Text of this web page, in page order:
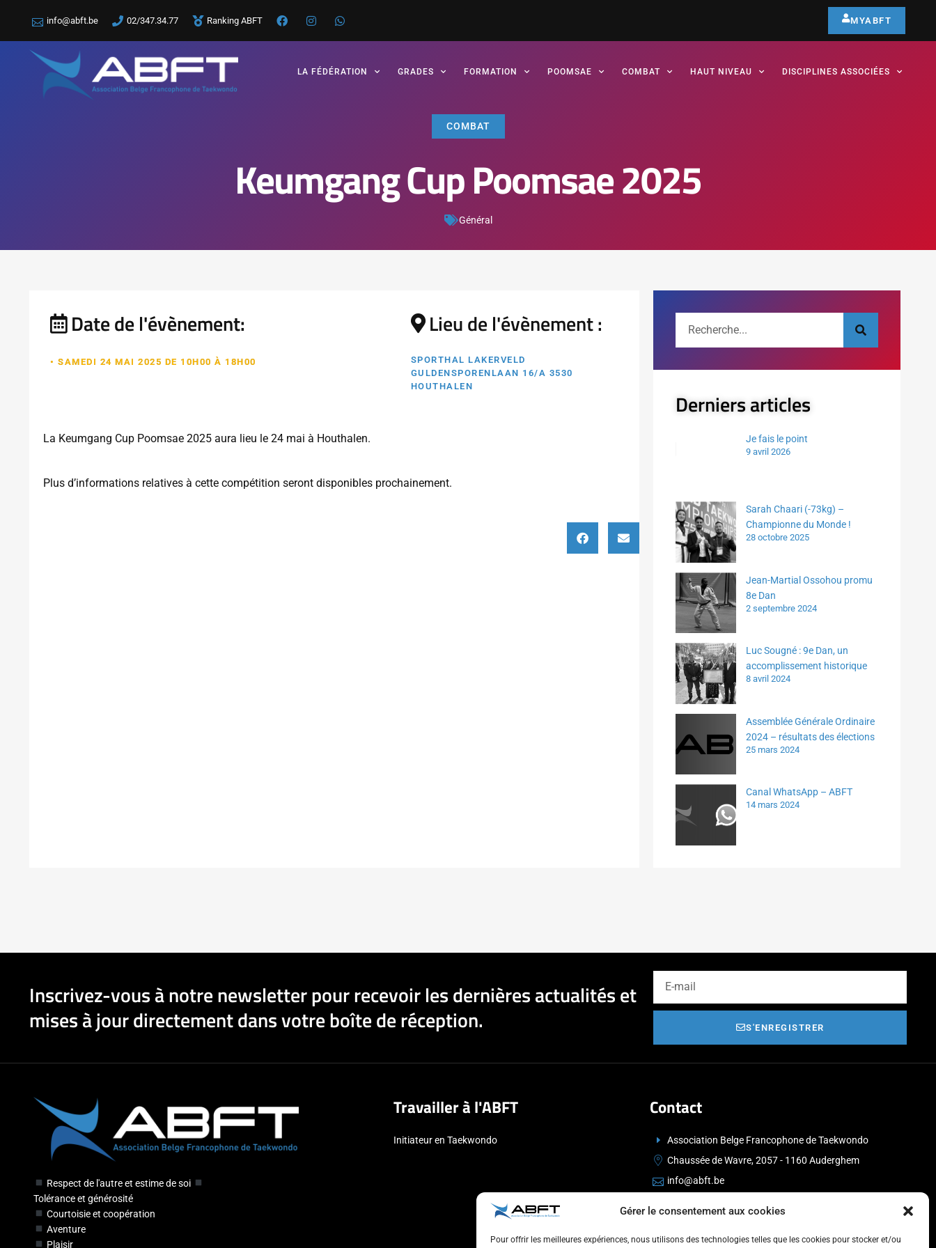
Gérer le consentement aux cookies
Pour offrir les meilleures expériences, nous utilisons des technologies telles que les cookies pour stocker et/ou
info@abft.be 02/347.34.77 Ranking ABFT MYABFT
LA FÉDÉRATION GRADES FORMATION POOMSAE COMBAT HAUT NIVEAU DISCIPLINES ASSOCIÉES
COMBAT
Keumgang Cup Poomsae 2025
Général
Date de l'évènement:
• SAMEDI 24 MAI 2025 DE 10H00 À 18H00
Lieu de l'évènement :
SPORTHAL LAKERVELD
GULDENSPORENLAAN 16/A 3530
HOUTHALEN
La Keumgang Cup Poomsae 2025 aura lieu le 24 mai à Houthalen.
Plus d’informations relatives à cette compétition seront disponibles prochainement.
Derniers articles
Je fais le point
9 avril 2026
Sarah Chaari (-73kg) –
Championne du Monde !
28 octobre 2025
Jean-Martial Ossohou promu
8e Dan
2 septembre 2024
Luc Sougné : 9e Dan, un
accomplissement historique
8 avril 2024
Assemblée Générale Ordinaire
2024 – résultats des élections
25 mars 2024
Canal WhatsApp – ABFT
14 mars 2024
Inscrivez-vous à notre newsletter pour recevoir les dernières actualités et
mises à jour directement dans votre boîte de réception.
S'ENREGISTRER
Respect de l'autre et estime de soi
Tolérance et générosité
Courtoisie et coopération
Aventure
Plaisir
Travailler à l'ABFT
Initiateur en Taekwondo
Contact
Association Belge Francophone de Taekwondo
Chaussée de Wavre, 2057 - 1160 Auderghem
info@abft.be